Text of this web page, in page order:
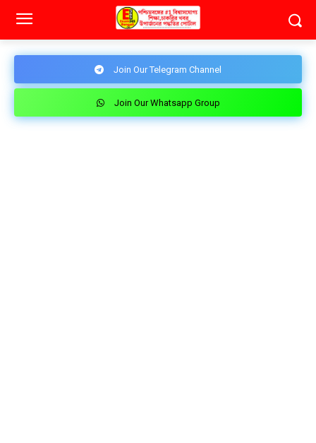
Join Our Telegram Channel
Join Our Whatsapp Group